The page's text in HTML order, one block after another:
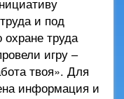
и под
труда
игру –
твоя». Для
информация и